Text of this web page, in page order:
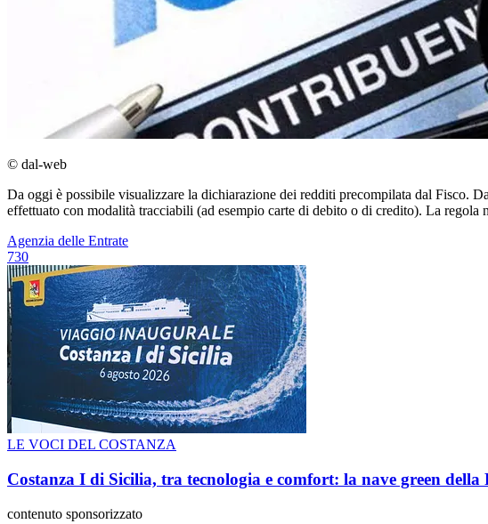
© dal-web
Da oggi è possibile visualizzare la dichiarazione dei redditi precompilata dal Fisco.
effettuato con modalità tracciabili (ad esempio carte di debito o di credito). La
Agenzia delle Entrate
730
LE VOCI DEL COSTANZA
Costanza I di Sicilia, tra tecnologia e comfort: la nave green della
contenuto sponsorizzato